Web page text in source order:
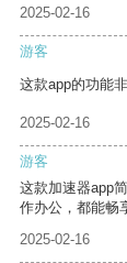
2025-02-16
游客
这款app的功能
2025-02-16
游客
这款加速器app
作办公，都能畅
2025-02-16